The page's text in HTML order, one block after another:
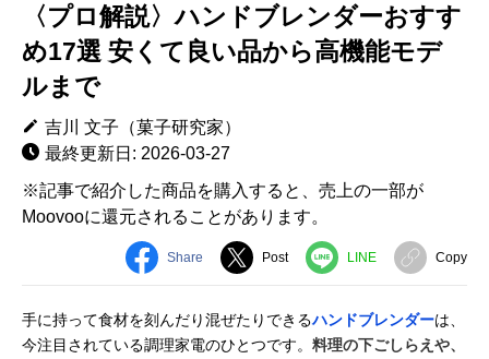
〈プロ解説〉ハンドブレンダーおすす
め17選 安くて良い品から高機能モデ
ルまで
吉川 文子（菓子研究家）
最終更新日: 2026-03-27
※記事で紹介した商品を購入すると、売上の一部が
Moovooに還元されることがあります。
Share Post LINE Copy
手に持って食材を刻んだり混ぜたりできるハンドブレンダーは、
今注目されている調理家電のひとつです。 料理の下ごしらえや、